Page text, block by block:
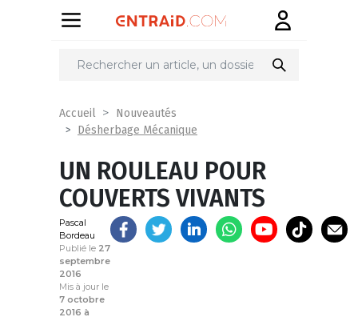
Partager
Accueil
Nouveautés
Désherbage Mécanique
UN ROULEAU POUR
COUVERTS VIVANTS
Pascal
Bordeau
Publié le 27
septembre
2016
Mis à jour le
7 octobre
2016 à